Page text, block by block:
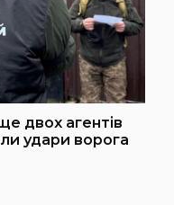
двох агентів
удари ворога